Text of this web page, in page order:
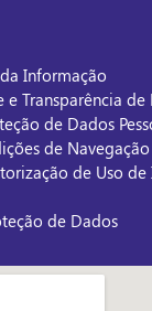
Informação
e Transparência de
de Dados
de Navegação
de Uso de
de Dados